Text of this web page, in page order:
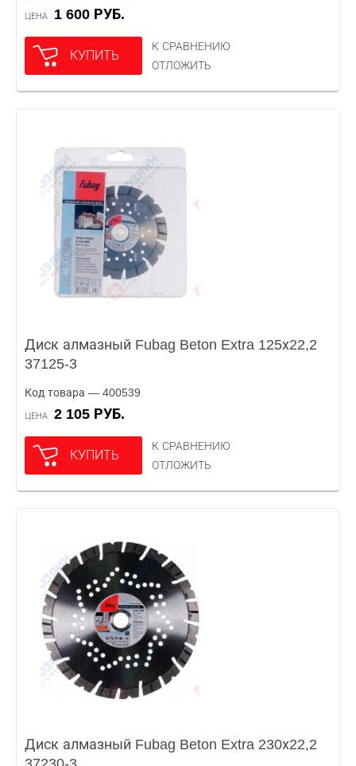
ЦЕНА 1 600 РУБ.
КУПИТЬ
К СРАВНЕНИЮ
ОТЛОЖИТЬ
Диск алмазный Fubag Beton Extra 125х22,2
37125-3
Код товара — 400539
ЦЕНА 2 105 РУБ.
КУПИТЬ
К СРАВНЕНИЮ
ОТЛОЖИТЬ
Диск алмазный Fubag Beton Extra 230х22,2